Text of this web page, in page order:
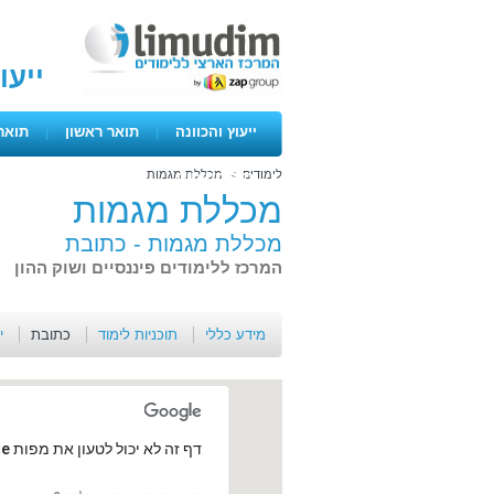
ייעוץ והכוונה | תואר ראשון |
ימים פתוחיםלימודים > מכללת מגמות
מכללת מגמות
מכללת מגמות - כתובת
המרכז ללימודים פיננסיים ושוק ההון
מידע כללי תוכניות לימוד כתובת
‏דף זה לא יכול לטעון את מפות Google כראוי.